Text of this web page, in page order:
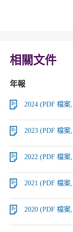
相關文件
年報
2024 (PDF 檔案
2023 (PDF 檔案
2022 (PDF 檔案
2021 (PDF 檔案
2020 (PDF 檔案